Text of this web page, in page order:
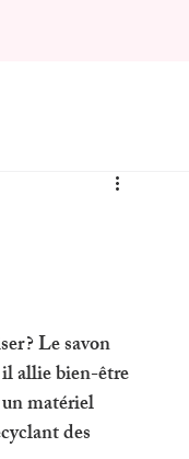
? Le savon
allie bien-être
matériel
des